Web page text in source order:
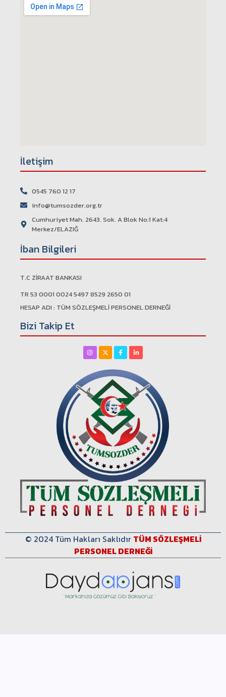
İletişim
0545 760 12 17
info@tumsozder.org.tr
Cumhuriyet Mah. 2643. Sok. A Blok No:1 Kat:4
Merkez/ELAZIĞ
İban Bilgileri
T.C ZİRAAT BANKASI
TR 53 0001 0024 5497 8529 2650 01
HESAP ADI : TÜM SÖZLEŞMELİ PERSONEL DERNEĞİ
Bizi Takip Et
© 2024 Tüm Hakları Saklıdır TÜM SÖZLEŞMELİ
PERSONEL DERNEĞİ